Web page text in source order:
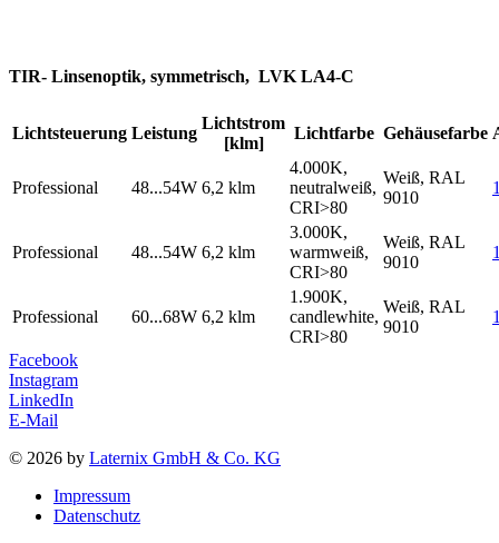
TIR- Linsenoptik, symmetrisch, LVK LA4-C
Lichtsteuerung Leistung
Lichtstrom
[klm]
Lichtfarbe Gehäusefarbe
Professional 48...54W 6,2 klm
4.000K,
neutralweiß,
CRI>80
Weiß, RAL
9010
Professional 48...54W 6,2 klm
3.000K,
warmweiß,
CRI>80
Weiß, RAL
9010
Professional 60...68W 6,2 klm
1.900K,
candlewhite,
CRI>80
Weiß, RAL
9010
Facebook
Instagram
LinkedIn
E-Mail
© 2026 by Laternix GmbH & Co. KG
Impressum
Datenschutz